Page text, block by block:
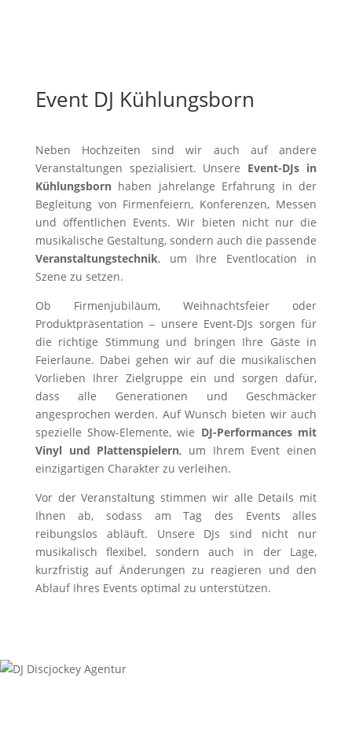
Event DJ Kühlungsborn
Neben Hochzeiten sind wir auch auf andere
Veranstaltungen spezialisiert. Unsere Event-DJs in
Kühlungsborn haben jahrelange Erfahrung in der
Begleitung von Firmenfeiern, Konferenzen, Messen
und öffentlichen Events. Wir bieten nicht nur die
musikalische Gestaltung, sondern auch die passende
Veranstaltungstechnik, um Ihre Eventlocation in
Szene zu setzen.
Ob Firmenjubiläum, Weihnachtsfeier oder
Produktpräsentation – unsere Event-DJs sorgen für
die richtige Stimmung und bringen Ihre Gäste in
Feierlaune. Dabei gehen wir auf die musikalischen
Vorlieben Ihrer Zielgruppe ein und sorgen dafür,
dass alle Generationen und Geschmäcker
angesprochen werden. Auf Wunsch bieten wir auch
spezielle Show-Elemente, wie DJ-Performances mit
Vinyl und Plattenspielern, um Ihrem Event einen
einzigartigen Charakter zu verleihen.
Vor der Veranstaltung stimmen wir alle Details mit
Ihnen ab, sodass am Tag des Events alles
reibungslos abläuft. Unsere DJs sind nicht nur
musikalisch flexibel, sondern auch in der Lage,
kurzfristig auf Änderungen zu reagieren und den
Ablauf Ihres Events optimal zu unterstützen.